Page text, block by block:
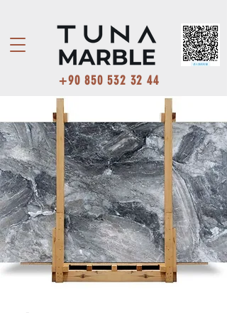
+90 850 532 32 44